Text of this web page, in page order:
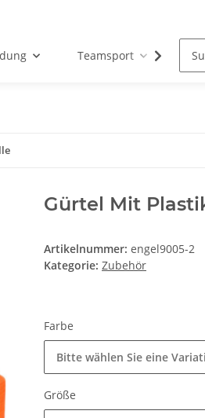
Teamsport
Gürtel Mit
Artikelnummer: engel9005-2
Kategorie: Zubehör
Farbe
Bitte wählen Sie eine
Größe